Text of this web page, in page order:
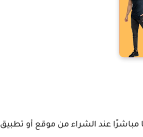
عند الشراء من موقع أو تطبيق